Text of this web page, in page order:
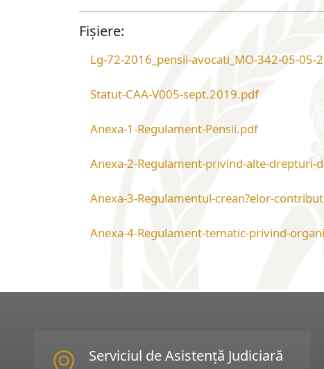
Fișiere:
Lg-72-2016_pensii-avocati_MO-342-05-05-
Statut-CAA-V005-sept.2019.pdf
Anexa-1-Regulament-Pensii.pdf
Anexa-2-Regulament-privind-alte-drepturi-
Anexa-3-Regulamentul-crean?elor-
Anexa-4-Regulament-tematic-privind-
Serviciul de Asistență Judiciară